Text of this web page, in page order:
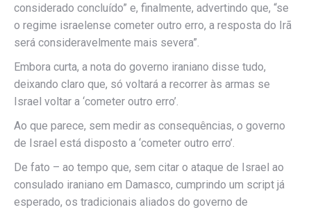
considerado concluído” e, finalmente, advertindo que, “se
o regime israelense cometer outro erro, a resposta do Irã
será consideravelmente mais severa”.
Embora curta, a nota do governo iraniano disse tudo,
deixando claro que, só voltará a recorrer às armas se
Israel voltar a ‘cometer outro erro’.
Ao que parece, sem medir as consequências, o governo
de Israel está disposto a ‘cometer outro erro’.
De fato – ao tempo que, sem citar o ataque de Israel ao
consulado iraniano em Damasco, cumprindo um script já
esperado, os tradicionais aliados do governo de